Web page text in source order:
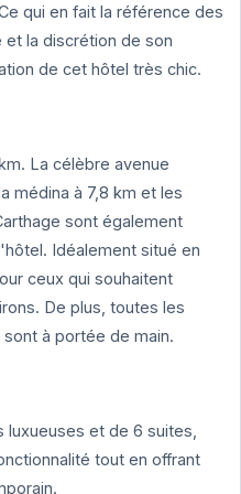
qui en fait la référence des
la discrétion de son
de cet hôtel très chic.
La célèbre avenue
médina à 7,8 km et les
sont également
Idéalement situé en
ceux qui souhaitent
De plus, toutes les
à portée de main.
et de 6 suites,
tout en offrant